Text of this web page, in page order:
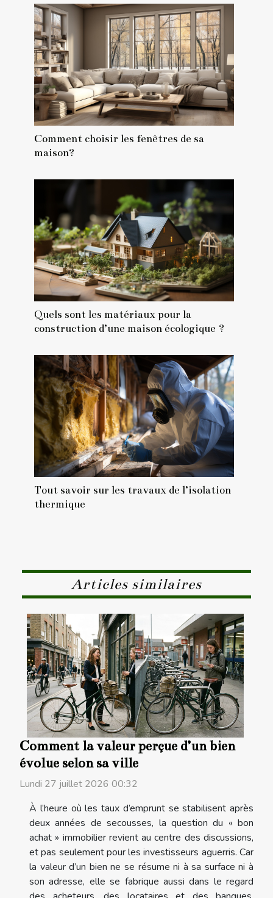
Comment choisir les fenêtres de sa
maison?
Quels sont les matériaux pour la
construction d’une maison écologique ?
Tout savoir sur les travaux de l’isolation
thermique
Articles similaires
Comment la valeur perçue d’un bien
évolue selon sa ville
Lundi 27 juillet 2026 00:32
À l’heure où les taux d’emprunt se stabilisent après
deux années de secousses, la question du « bon
achat » immobilier revient au centre des discussions,
et pas seulement pour les investisseurs aguerris. Car
la valeur d’un bien ne se résume ni à sa surface ni à
son adresse, elle se fabrique aussi dans le regard